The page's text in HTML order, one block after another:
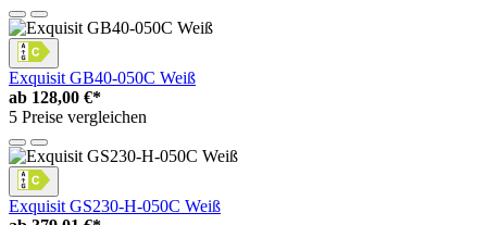
Exquisit GB40-050C Weiß
ab 128,00 €*
5 Preise vergleichen
Exquisit GS230-H-050C Weiß